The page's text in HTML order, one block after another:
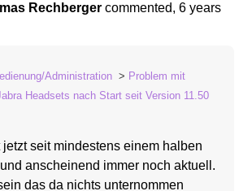
Rechberger commented,6 years
Administration
Problem mit
Headsets nach Start seit Version 11.50
jetzt seit mindestens einem halben
anscheinend immer noch aktuell.
das da nichts unternommen